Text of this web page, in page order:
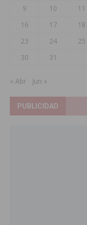
9
10 11
16
17 18
23
24 25
30
31
« Abr Jun »
PUBLICIDAD